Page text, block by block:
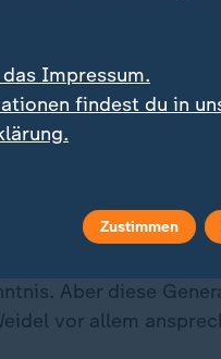
Generaldebatte als
Wulf
ist für
Aber diese
vor allem
Impressum.
findest du in
Zustimmen